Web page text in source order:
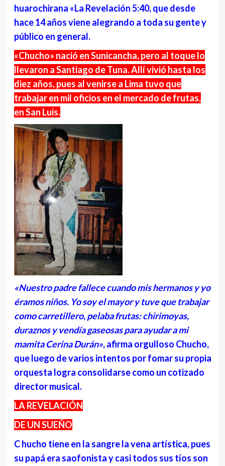
huarochirana «La Revelación 5:40, que desde
hace 14 años viene alegrando a toda su gente y
público en general.
«Chucho» nació en Sunicancha, pero al toque lo
llevaron a Santiago de Tuna. Allí vivió hasta los
diez años, pues al venirse a Lima tuvo que
trabajar en mil oficios en el mercado de frutas,
en San Luis.
«Nuestro padre fallece cuando mis hermanos y yo
éramos niños. Yo soy el mayor y tuve que trabajar
como carretillero, pelaba frutas: chirimoyas,
duraznos y vendía gaseosas para ayudar a mi
mamita Cerina Durán», afirma orgulloso Chucho,
que luego de varios intentos por fomar su propia
orquesta logra consolidarse como un cotizado
director musical.
LA REVELACIÓN
DE UN SUEÑO
C hucho tiene en la sangre la vena artística, pues
su papá era saofonista y casi todos sus tíos son